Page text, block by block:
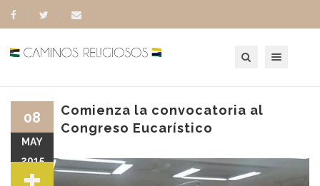
Comienza la convocatoria al
Congreso Eucarístico
08
MAY
2015